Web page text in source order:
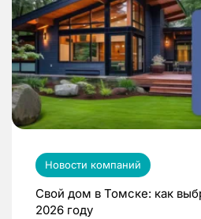
Новости компаний
Свой дом в Томске: как
2026 году